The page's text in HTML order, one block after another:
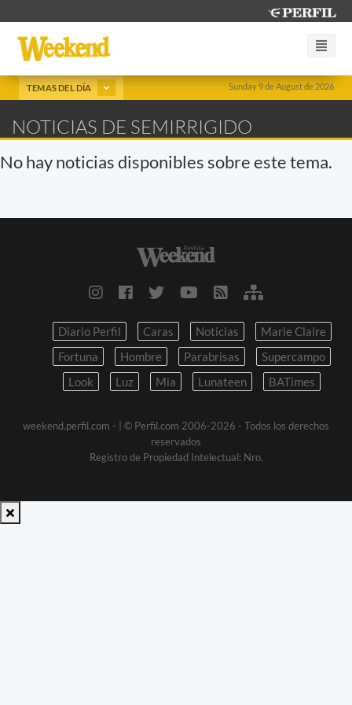
Sunday 9 de August de 2026
TEMAS DEL DÍA
NOTICIAS DE SEMIRRIGIDO
No hay noticias disponibles sobre este tema.
Diario Perfil Caras Noticias
Marie Claire
Fortuna
Hombre Parabrisas
Supercampo
Look
Luz Mia Lunateen BATimes
weekend.perfil.com -
| © Perfil.com 2006-2026 - Todos los derechos
reservados
Registro de Propiedad Intelectual: Nro.